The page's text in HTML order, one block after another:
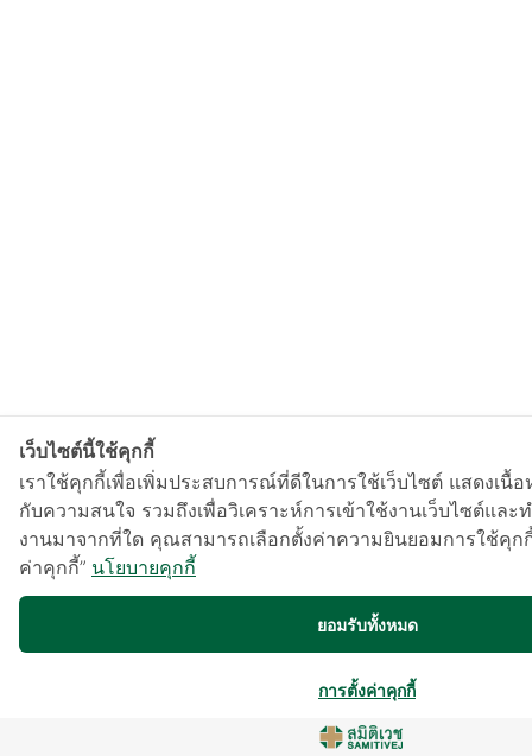
เว็บไซต์นี้ใช้คุกกี้
เราใช้คุกกี้เพื่อเพิ่มประสบการณ์ที่ดีในการใช้เว็บไซต์ แสดงเนื้
กับความสนใจ รวมถึงเพื่อวิเคราะห์การเข้าใช้งานเว็บไซต์และ
งานมาจากที่ใด คุณสามารถเลือกตั้งค่าความยินยอมการใช้คุก
ค่าคุกกี้” นโยบายคุกกี้
ยอมรับทั้งหมด
การตั้งค่าคุกกี้